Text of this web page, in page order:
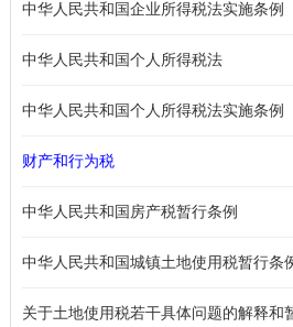
中华人民共和国企业所得税法实施条例
中华人民共和国个人所得税法
中华人民共和国个人所得税法实施条例
财产和行为税
中华人民共和国房产税暂行条例
中华人民共和国城镇土地使用税暂行条
关于土地使用税若干具体问题的解释和